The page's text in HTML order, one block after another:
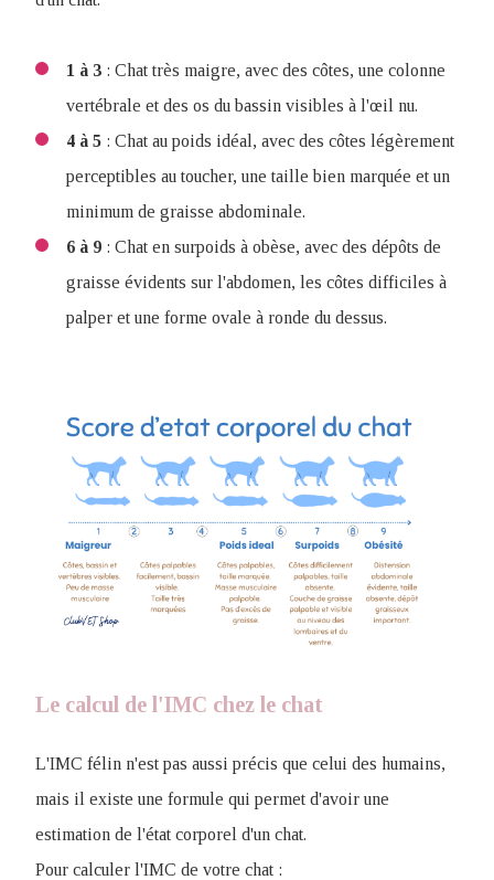
1 à 3 : Chat très maigre, avec des côtes, une colonne
vertébrale et des os du bassin visibles à l'œil nu.
4 à 5 : Chat au poids idéal, avec des côtes légèrement
perceptibles au toucher, une taille bien marquée et un
minimum de graisse abdominale.
6 à 9 : Chat en surpoids à obèse, avec des dépôts de
graisse évidents sur l'abdomen, les côtes difficiles à
palper et une forme ovale à ronde du dessus.
Le calcul de l'IMC chez le chat
L'IMC félin n'est pas aussi précis que celui des humains,
mais il existe une formule qui permet d'avoir une
estimation de l'état corporel d'un chat.
Pour calculer l'IMC de votre chat :